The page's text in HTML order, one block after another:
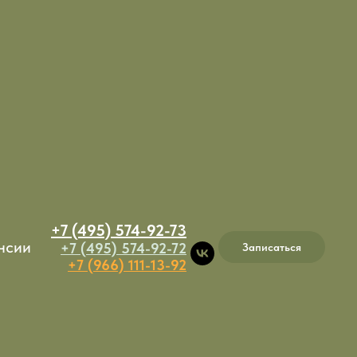
+7 (495) 574-92-73
+7 (495) 574-92-72
+7 (966) 111-13-92
Записаться